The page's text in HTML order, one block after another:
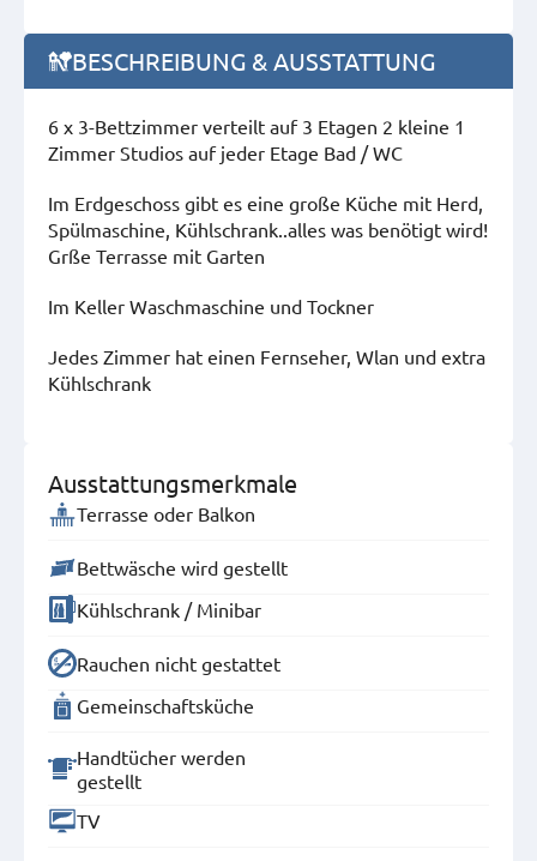
BESCHREIBUNG & AUSSTATTUNG
6 x 3-Bettzimmer verteilt auf 3 Etagen 2 kleine 1
Zimmer Studios auf jeder Etage Bad / WC
Im Erdgeschoss gibt es eine große Küche mit Herd,
Spülmaschine, Kühlschrank..alles was benötigt wird!
Grße Terrasse mit Garten
Im Keller Waschmaschine und Tockner
Jedes Zimmer hat einen Fernseher, Wlan und extra
Kühlschrank
Ausstattungsmerkmale
Terrasse oder Balkon
Bettwäsche wird gestellt
Kühlschrank / Minibar
Rauchen nicht gestattet
Gemeinschaftsküche
Handtücher werden
gestellt
TV